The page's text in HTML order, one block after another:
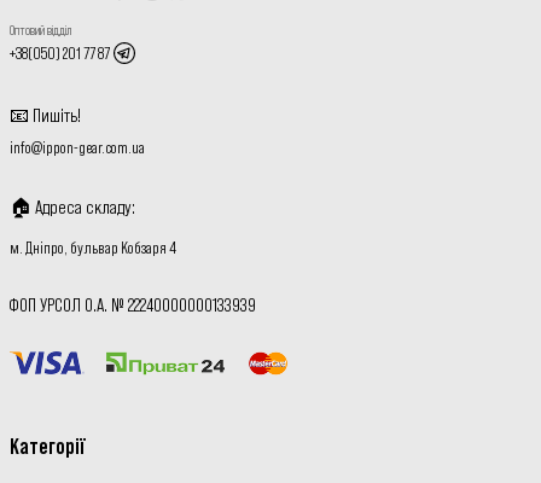
Оптовий відділ
+38(050) 201 77 87
📧 Пишіть!
info@ippon-gear.com.ua
🏠 Адреса складу:
м. Дніпро, бульвар Кобзаря 4
ФОП УРСОЛ О.А. № 22240000000133939
Категорії